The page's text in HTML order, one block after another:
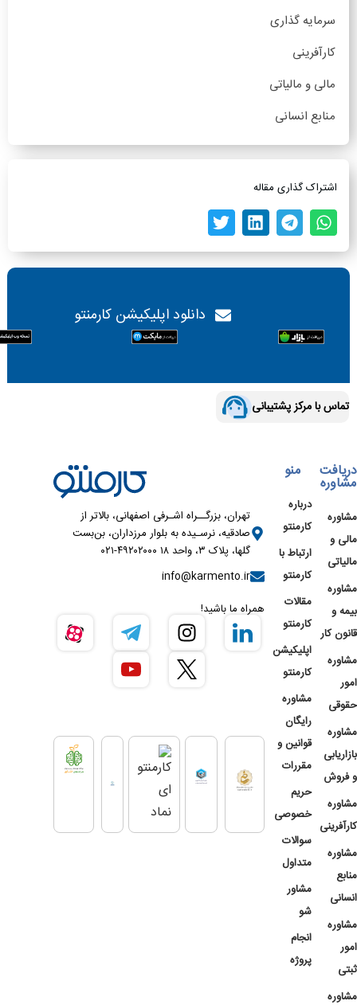
سرمایه گذاری
کارآفرینی
مالی و مالیاتی
منابع انسانی
اشتراک گذاری مقاله
دانلود اپلیکیشن کارمنتو
تماس با مرکز پشتیبانی
دریافت
مشاوره
مشاوره
مالی و
مالیاتی
مشاوره
بیمه و
قانون کار
مشاوره
امور
حقوقی
مشاوره
بازاریابی
و فروش
مشاوره
کارآفرینی
مشاوره
منابع
انسانی
مشاوره
امور
ثبتی
مشاوره
منو
درباره
کارمنتو
ارتباط با
کارمنتو
مقالات
کارمنتو
اپلیکیشن
کارمنتو
مشاوره
رایگان
قوانین و
مقررات
حریم
خصوصی
سوالات
متداول
مشاور
شو
انجام
پروژه
تهران، بزرگــراه اشـرفی اصفهانی، بالاتر از
صادقیه، نرسـیده به بلوار مرزداران، بن‌بست
گلها، پلاک ۳، واحد ۱۸ ۴۹۲۰۲۰۰۰-۰۲۱
info@karmento.ir
همراه ما باشید!